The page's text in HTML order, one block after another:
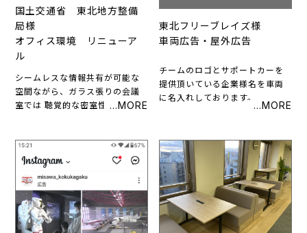
国土交通省 東北地方整備
局様
オフィス環境 リニューア
ル
シームレスな情報共有が可能な
空間ながら、ガラス張りの会議
室では 聴覚的な密室性を確保し
東北フリーブレイズ様
車両広告・屋外広告
チームのロゴとサポートカーを
提供頂いている企業様名を車両
に名入れしております。